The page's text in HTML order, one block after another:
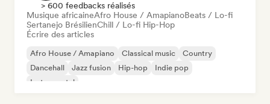
> 600 feedbacks réalisés
Musique africaineAfro House / AmapianoBeats / Lo-fi
Sertanejo BrésilienChill / Lo-fi Hip-Hop
Écrire des articles
Afro House / Amapiano Classical music
Country
Dancehall
Jazz fusion Hip-hop
Indie pop
Instrumental